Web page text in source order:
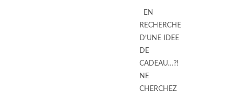
EN
RECHERCHE
D’UNE IDEE
DE
CADEAU…?!
NE
CHERCHEZ